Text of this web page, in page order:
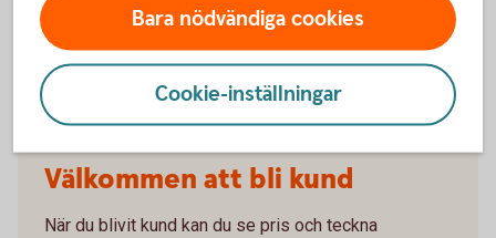
Vilka bilar har en vagnskadegaranti?
Välkommen att bli kund
När du blivit kund kan du se pris och teckna
Bara nödvändiga cookies
Cookie-inställningar